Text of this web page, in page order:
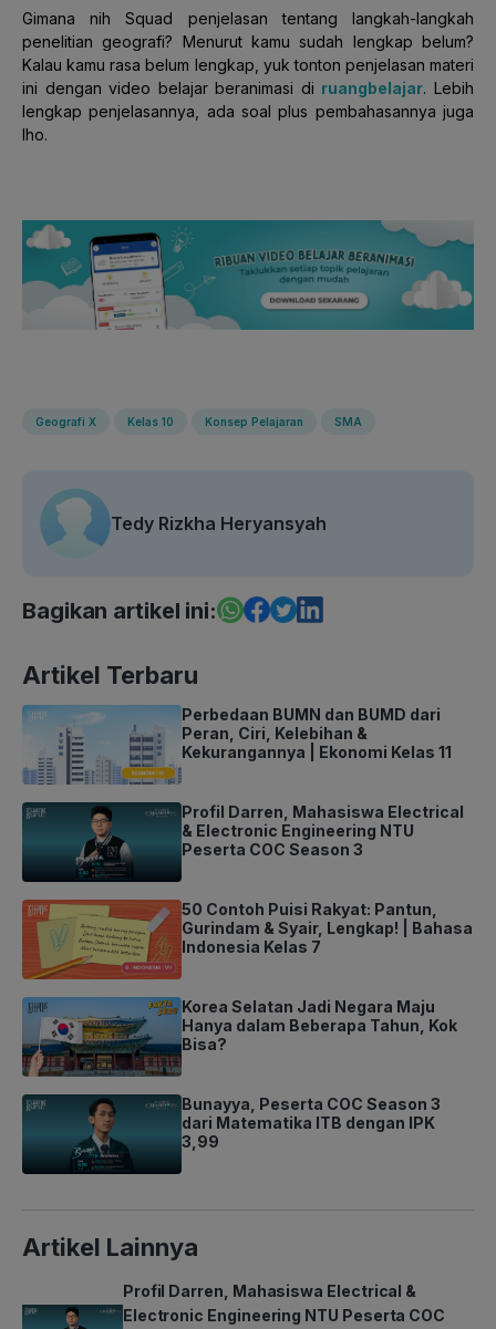
Gimana nih Squad penjelasan tentang langkah-langkah
penelitian geografi? Menurut kamu sudah lengkap belum?
Kalau kamu rasa belum lengkap, yuk tonton penjelasan materi
ini dengan video belajar beranimasi di ruangbelajar. Lebih
lengkap penjelasannya, ada soal plus pembahasannya juga
lho.
Geografi X Kelas 10 Konsep Pelajaran SMA
Tedy Rizkha Heryansyah
Bagikan artikel ini:
Artikel Terbaru
Perbedaan BUMN dan BUMD dari
Peran, Ciri, Kelebihan &
Kekurangannya | Ekonomi Kelas 11
Profil Darren, Mahasiswa Electrical
& Electronic Engineering NTU
Peserta COC Season 3
50 Contoh Puisi Rakyat: Pantun,
Gurindam & Syair, Lengkap! | Bahasa
Indonesia Kelas 7
Korea Selatan Jadi Negara Maju
Hanya dalam Beberapa Tahun, Kok
Bisa?
Bunayya, Peserta COC Season 3
dari Matematika ITB dengan IPK
3,99
Artikel Lainnya
Profil Darren, Mahasiswa Electrical &
Electronic Engineering NTU Peserta COC